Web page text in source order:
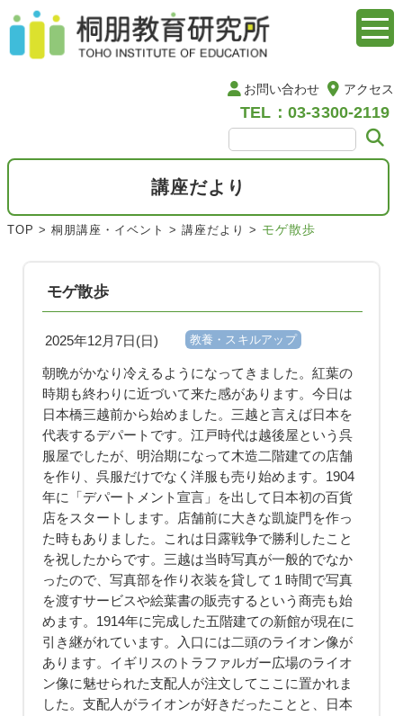
お問い合わせ アクセス
TEL：03-3300-2119
講座だより
TOP > 桐朋講座・イベント > 講座だより > モゲ散歩
モゲ散歩
2025年12月7日(日) 教養・スキルアップ
朝晩がかなり冷えるようになってきました。紅葉の
時期も終わりに近づいて来た感があります。今日は
日本橋三越前から始めました。三越と言えば日本を
代表するデパートです。江戸時代は越後屋という呉
服屋でしたが、明治期になって木造二階建ての店舗
を作り、呉服だけでなく洋服も売り始めます。1904
年に「デパートメント宣言」を出して日本初の百貨
店をスタートします。店舗前に大きな凱旋門を作っ
た時もありました。これは日露戦争で勝利したこと
を祝したからです。三越は当時写真が一般的でなか
ったので、写真部を作り衣装を貸して１時間で写真
を渡すサービスや絵葉書の販売するという商売も始
めます。1914年に完成した五階建ての新館が現在に
引き継がれています。入口には二頭のライオン像が
あります。イギリスのトラファルガー広場のライオ
ン像に魅せられた支配人が注文してここに置かれま
した。支配人がライオンが好きだったことと、日本